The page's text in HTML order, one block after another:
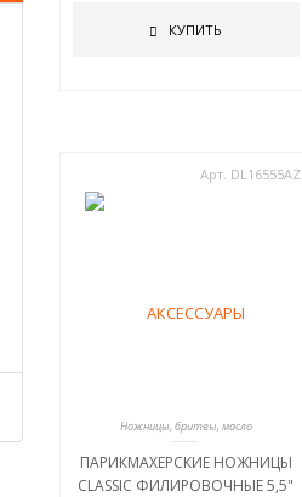
КУПИТЬ
Арт. DL16555AZ
Ножницы, бритвы, масло
ПАРИКМАХЕРСКИЕ НОЖНИЦЫ
CLASSIC ФИЛИРОВОЧНЫЕ 5,5"